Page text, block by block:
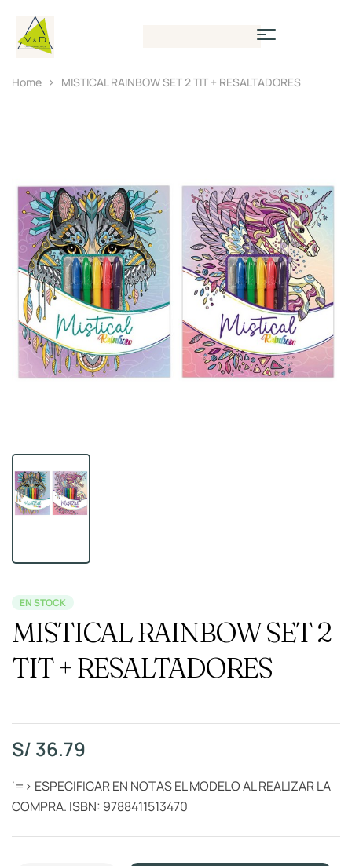
Home MISTICAL RAINBOW SET 2 TIT + RESALTADORES
EN STOCK
MISTICAL RAINBOW SET 2
TIT + RESALTADORES
S/ 36.79
‘=> ESPECIFICAR EN NOTAS EL MODELO AL REALIZAR LA
COMPRA. ISBN: 9788411513470